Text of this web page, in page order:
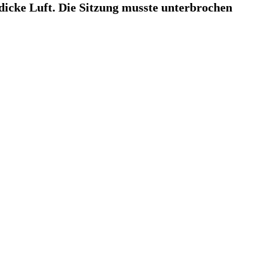
Luft. Die Sitzung musste unterbrochen